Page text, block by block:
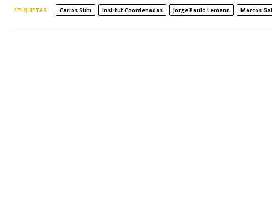
ETIQUETAS Carlos Slim Institut Coordenadas Jorge Paulo Lemann Marcos